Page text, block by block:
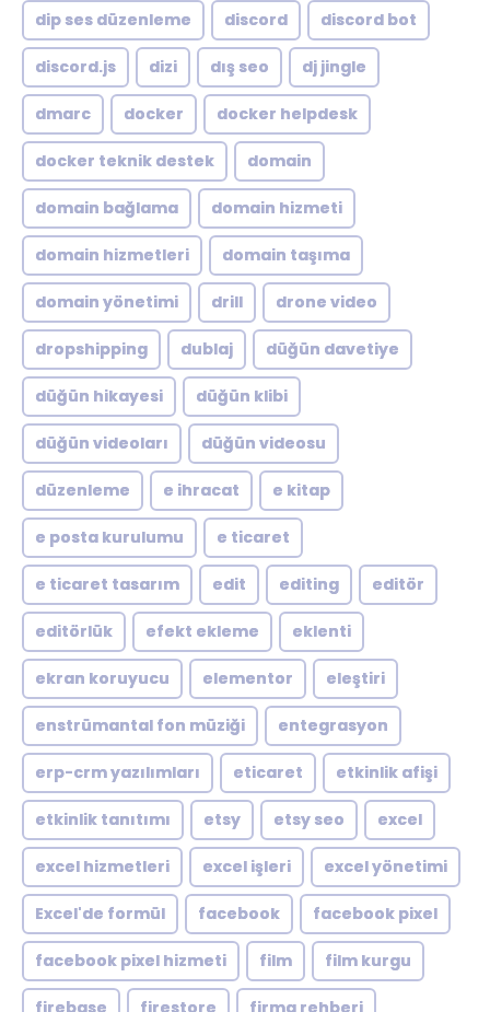
dip ses düzenleme discord discord bot
discord.js dizi dış seo dj jingle
dmarc docker docker helpdesk
docker teknik destek domain
domain bağlama domain hizmeti
domain hizmetleri domain taşıma
domain yönetimi drill drone video
dropshipping dublaj düğün davetiye
düğün hikayesi düğün klibi
düğün videoları düğün videosu
düzenleme e ihracat e kitap
e posta kurulumu e ticaret
e ticaret tasarım edit editing editör
editörlük efekt ekleme eklenti
ekran koruyucu elementor eleştiri
enstrümantal fon müziği entegrasyon
erp-crm yazılımları eticaret etkinlik afişi
etkinlik tanıtımı etsy etsy seo excel
excel hizmetleri excel işleri excel yönetimi
Excel'de formül facebook facebook pixel
facebook pixel hizmeti film film kurgu
firebase firestore firma rehberi